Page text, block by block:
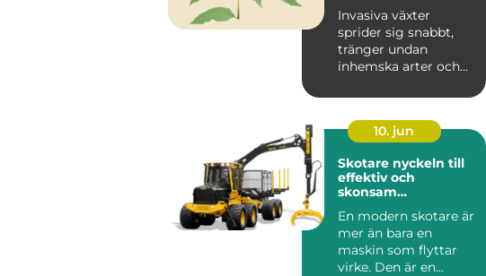
Invasiva växter
sprider sig snabbt,
tränger undan
inhemska arter och
livsmiljöer. Kon...
10. jun
Skotare nyckeln till
effektiv och
skonsam
En modern skotare är
mer än bara en
maskin som flyttar
virke. Den är en